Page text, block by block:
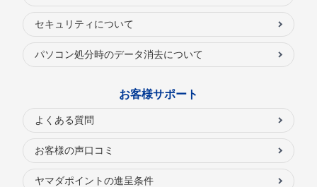
セキュリティについて
パソコン処分時のデータ消去について
お客様サポート
よくある質問
お客様の声口コミ
ヤマダポイントの進呈条件